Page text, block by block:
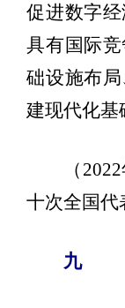
促进数字
具有国际
础设施布
建现代化基
（
十次全国代
九